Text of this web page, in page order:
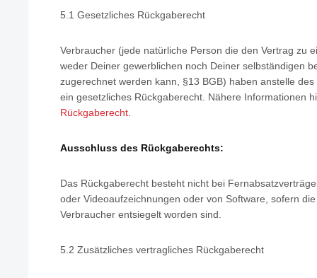
5.1 Gesetzliches Rückgaberecht
Verbraucher (jede natürliche Person die den Vertrag zu
weder Deiner gewerblichen noch Deiner selbständigen
zugerechnet werden kann, §13 BGB) haben anstelle
ein gesetzliches Rückgaberecht. Nähere Informationen
Rückgaberecht.
Ausschluss des Rückgaberechts:
Das Rückgaberecht besteht nicht bei
oder Videoaufzeichnungen oder von Software, sofern
Verbraucher entsiegelt worden sind.
5.2 Zusätzliches vertragliches Rückgaberecht